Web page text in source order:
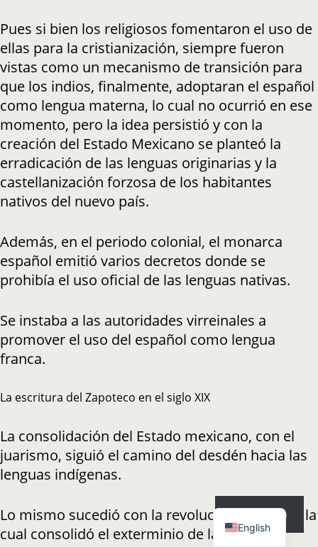
Pues si bien los religiosos fomentaron el uso de
ellas para la cristianización, siempre fueron
vistas como un mecanismo de transición para
que los indios, finalmente, adoptaran el español
como lengua materna, lo cual no ocurrió en ese
momento, pero la idea persistió y con la
creación del Estado Mexicano se planteó la
erradicación de las lenguas originarias y la
castellanización forzosa de los habitantes
nativos del nuevo país.
Además, en el periodo colonial, el monarca
español emitió varios decretos donde se
prohibía el uso oficial de las lenguas nativas.
Se instaba a las autoridades virreinales a
promover el uso del español como lengua
franca.
La escritura del Zapoteco en el siglo XIX
La consolidación del Estado mexicano, con el
juarismo, siguió el camino del desdén hacia las
lenguas indígenas.
Lo mismo sucedió con la revolución mexicana la
cual consolidó el exterminio de las lenguas
Subscribe
English